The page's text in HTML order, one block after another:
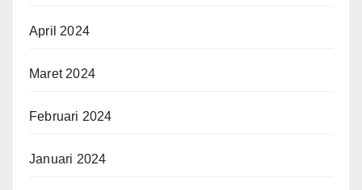
April 2024
Maret 2024
Februari 2024
Januari 2024